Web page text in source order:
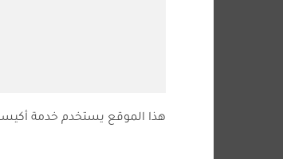
هذا الموقع يستخدم خدمة